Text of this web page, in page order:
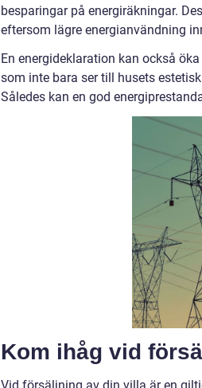
besparingar på energiräkningar.
eftersom lägre energianvändning
En energideklaration kan också
som inte bara ser till husets
Således kan en god
Kom ihåg vid